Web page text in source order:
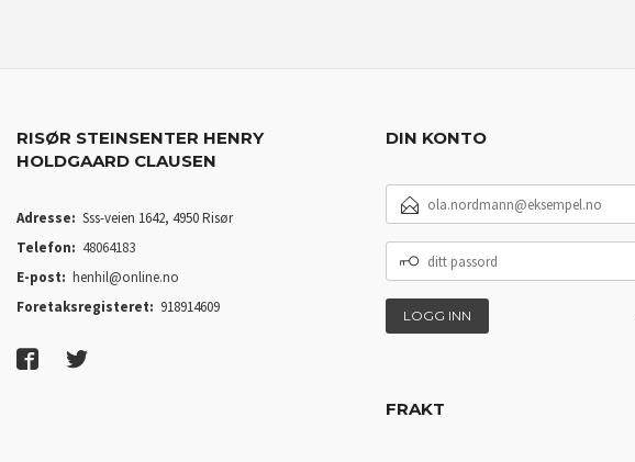
RISØR STEINSENTER HENRY
HOLDGAARD CLAUSEN
Adresse: Sss-veien 1642, 4950 Risør
Telefon: 48064183
E-post: henhil@online.no
Foretaksregisteret: 918914609
DIN KONTO
POSTADRESSE
PASSORD
FRAKT